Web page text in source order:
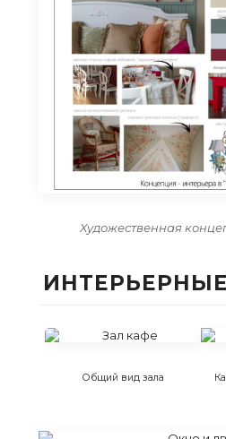
Художественная
Общий вид зала